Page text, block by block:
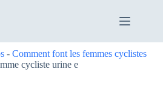
- Comment font les femmes cyclistes
cycliste urine e